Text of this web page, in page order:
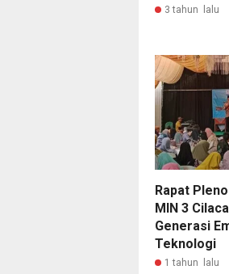
3 tahun lalu
Rapat
MIN 3
Generasi
Teknologi
1 tahun lalu